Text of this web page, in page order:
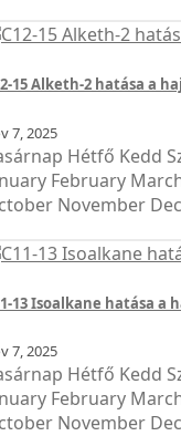
15 Alketh-2 hatása a
7, 2025
Hétfő Kedd
February
November
13 Isoalkane hatása a
7, 2025
Hétfő Kedd
February
November